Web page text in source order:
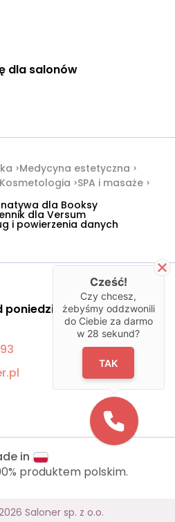
dla salonów
Medycyna estetyczna
Kosmetologia SPA i masaże
dla Booksy
dla Versum
i powierzenia danych
do piątku:
in
produktem polskim.
Saloner sp. z o.o.
Cześć!
Czy chcesz,
żebyśmy oddzwonili
do Ciebie za darmo
w 28 sekund?
TAK